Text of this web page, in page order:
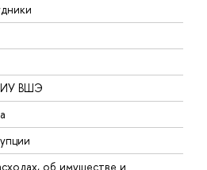
ВШЭ
об имуществе и